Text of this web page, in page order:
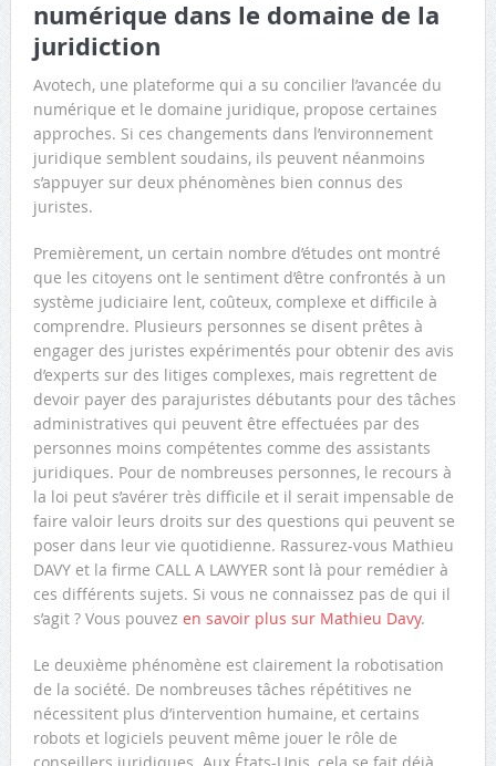
numérique dans le domaine de la
juridiction
Avotech, une plateforme qui a su concilier l’avancée du
numérique et le domaine juridique, propose certaines
approches. Si ces changements dans l’environnement
juridique semblent soudains, ils peuvent néanmoins
s’appuyer sur deux phénomènes bien connus des
juristes.
Premièrement, un certain nombre d’études ont montré
que les citoyens ont le sentiment d’être confrontés à un
système judiciaire lent, coûteux, complexe et difficile à
comprendre. Plusieurs personnes se disent prêtes à
engager des juristes expérimentés pour obtenir des avis
d’experts sur des litiges complexes, mais regrettent de
devoir payer des parajuristes débutants pour des tâches
administratives qui peuvent être effectuées par des
personnes moins compétentes comme des assistants
juridiques. Pour de nombreuses personnes, le recours à
la loi peut s’avérer très difficile et il serait impensable de
faire valoir leurs droits sur des questions qui peuvent se
poser dans leur vie quotidienne. Rassurez-vous Mathieu
DAVY et la firme CALL A LAWYER sont là pour remédier à
ces différents sujets. Si vous ne connaissez pas de qui il
s’agit ? Vous pouvez en savoir plus sur Mathieu Davy.
Le deuxième phénomène est clairement la robotisation
de la société. De nombreuses tâches répétitives ne
nécessitent plus d’intervention humaine, et certains
robots et logiciels peuvent même jouer le rôle de
conseillers juridiques. Aux États-Unis, cela se fait déjà